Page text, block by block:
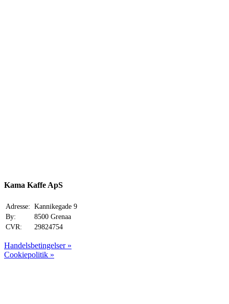
Kama Kaffe ApS
Adresse: Kannikegade 9
By:
8500 Grenaa
CVR:
29824754
Handelsbetingelser »
Cookiepolitik »